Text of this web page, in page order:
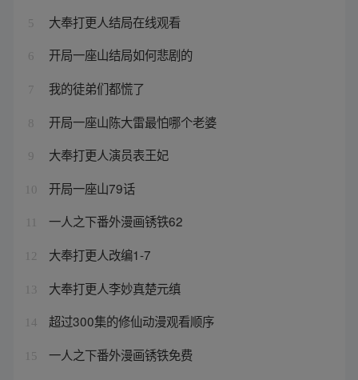
5 大奉打更人结局在线观看
6 开局一座山结局如何悲剧的
7 我的徒弟们都慌了
8 开局一座山陈大雷最怕哪个老婆
9 大奉打更人演员表王妃
10 开局一座山79话
一人之下番外漫画锈铁62
12 大奉打更人改编1-7
13 大奉打更人李妙真楚元缜
14 超过300集的修仙动漫观看顺序
15 一人之下番外漫画锈铁免费